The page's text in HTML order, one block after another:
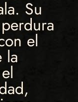
Su
el
la